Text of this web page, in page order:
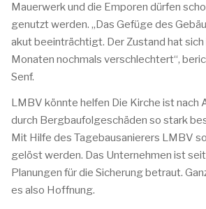
Mauerwerk und die Emporen dürfen
genutzt werden. „Das Gefüge des
akut beeinträchtigt. Der Zustand hat
Monaten nochmals verschlechtert“,
Senf.
LMBV könnte helfen Die Kirche ist nach
durch Bergbaufolgeschäden so stark
Mit Hilfe des Tagebausanierers LMBV
gelöst werden. Das Unternehmen ist
Planungen für die Sicherung betraut.
es also Hoffnung.